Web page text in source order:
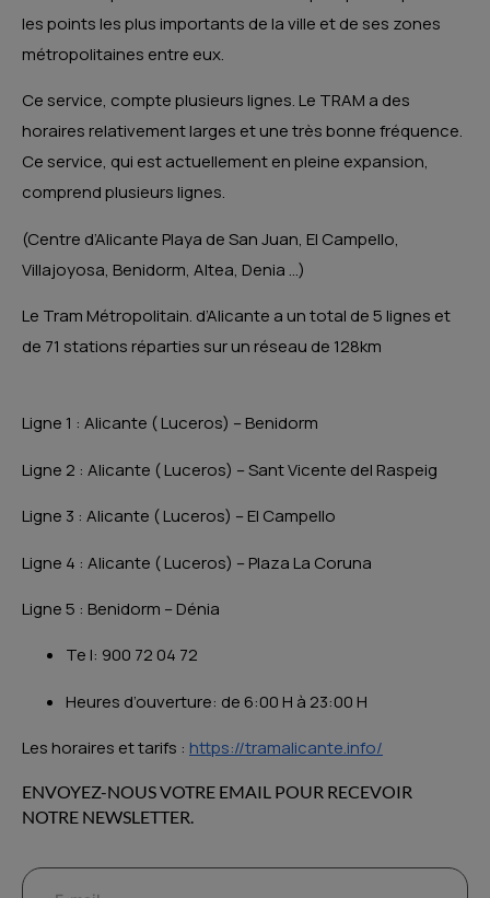
les points les plus importants de la ville et de ses zones
métropolitaines entre eux.
Ce service, compte plusieurs lignes. Le TRAM a des
horaires relativement larges et une très bonne fréquence.
Ce service, qui est actuellement en pleine expansion,
comprend plusieurs lignes.
(Centre d’Alicante Playa de San Juan, El Campello,
Villajoyosa, Benidorm, Altea, Denia …)
Le Tram Métropolitain. d’Alicante a un total de 5 lignes et
de 71 stations réparties sur un réseau de 128km
Ligne 1 : Alicante ( Luceros) – Benidorm
Ligne 2 : Alicante ( Luceros) – Sant Vicente del Raspeig
Ligne 3 : Alicante ( Luceros) – El Campello
Ligne 4 : Alicante ( Luceros) – Plaza La Coruna
Ligne 5 : Benidorm – Dénia
Te l: 900 72 04 72
Heures d’ouverture: de 6:00 H à 23:00 H
Les horaires et tarifs : https://tramalicante.info/
ENVOYEZ-NOUS VOTRE EMAIL POUR RECEVOIR
NOTRE NEWSLETTER.